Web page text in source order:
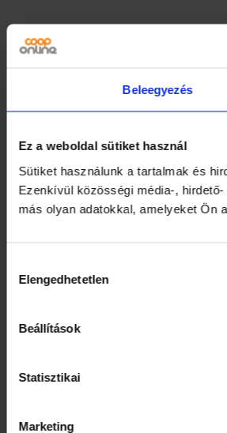
Beleegyezés
Ez a weboldal sütiket használ
Sütiket használunk a tartalmak és
Ezenkívül közösségi média-,
más olyan adatokkal, amelyeket Ön
kiválasztása
Elengedhetetlen
Beállítások
Statisztikai
Marketing